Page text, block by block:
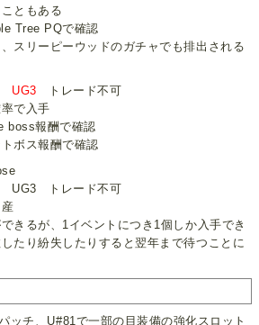
ともある
Tree PQで確認
スリーピーウッドのガチャでも排出される
UG3 トレード不可
で入手
boss報酬で確認
ボス報酬で確認
UG3 トレード不可
きるが、1イベントにつき1個しか入手でき
たり紛失したりすると翌年まで待つことに
ッチ、U#81で一部の目装備の強化スロット